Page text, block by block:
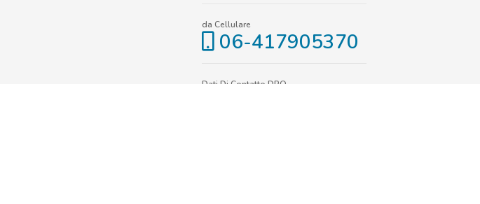
da Cellulare
06-417905370
Dati Di Contatto DPO